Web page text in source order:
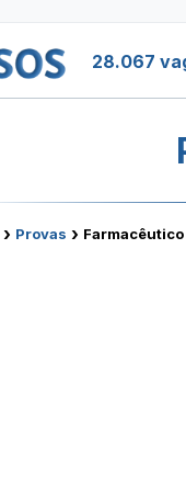
28.067
› Provas › Farmacêutico